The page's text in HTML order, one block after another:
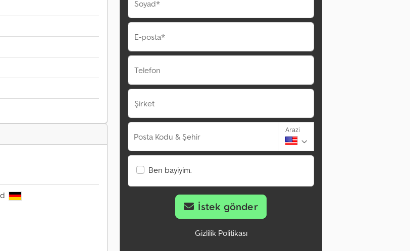
Soyad*
E-posta*
Telefon
Şirket
Posta Kodu & Şehir
Arazi
Ben bayiyim.
İstek gönder
Gizlilik Politikası